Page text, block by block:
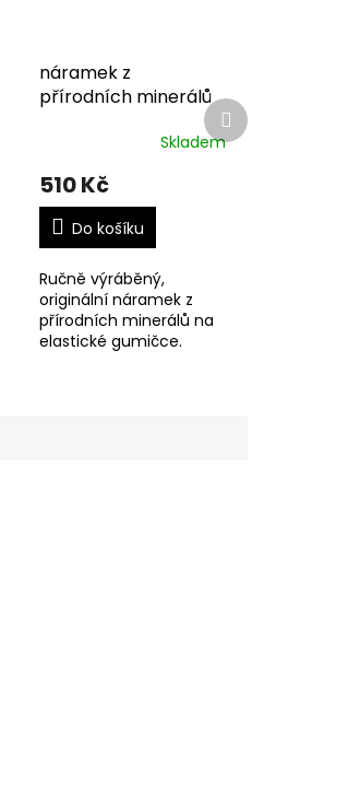
náramek z
přírodních minerálů
Skladem
510 Kč
Do košíku
Ručně výráběný,
originální náramek z
přírodních minerálů na
elastické gumičce.
Další
produkt